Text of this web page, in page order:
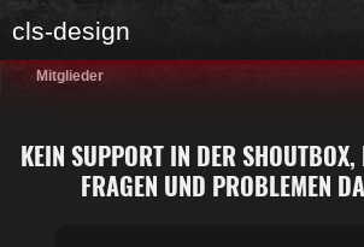
cls-design
Mitglieder
KEIN SUPPORT IN DER
FRAGEN UND PROBLEMEN